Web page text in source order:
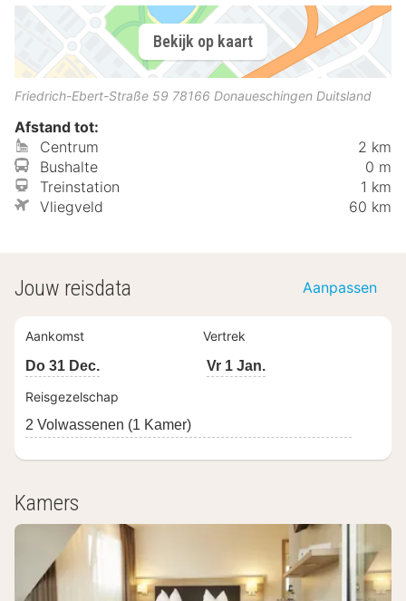
Bekijk op kaart
Friedrich-Ebert-Straße 59 78166 Donaueschingen Duitsland
Afstand tot:
Centrum
2 km
Bushalte
0 m
Treinstation
1 km
Vliegveld
60 km
Jouw reisdata Aanpassen
Aankomst
Vertrek
Do 31 Dec.
Vr 1 Jan.
Reisgezelschap
2 Volwassenen (1 Kamer)
Kamers